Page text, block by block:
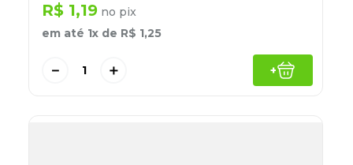
R$ 1,19 no pix
em até 1x de R$ 1,25
＋
－ +